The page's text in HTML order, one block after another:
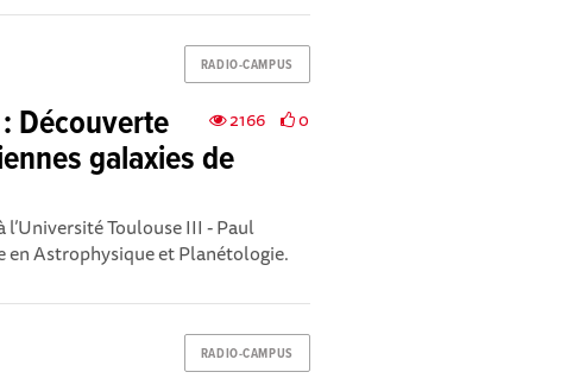
RADIO-CAMPUS
2166 0
Découverte
galaxies de
Toulouse III - Paul
en Astrophysique et Planétologie.
RADIO-CAMPUS